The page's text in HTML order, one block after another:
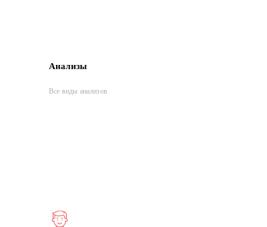
Анализы
Все виды анализов